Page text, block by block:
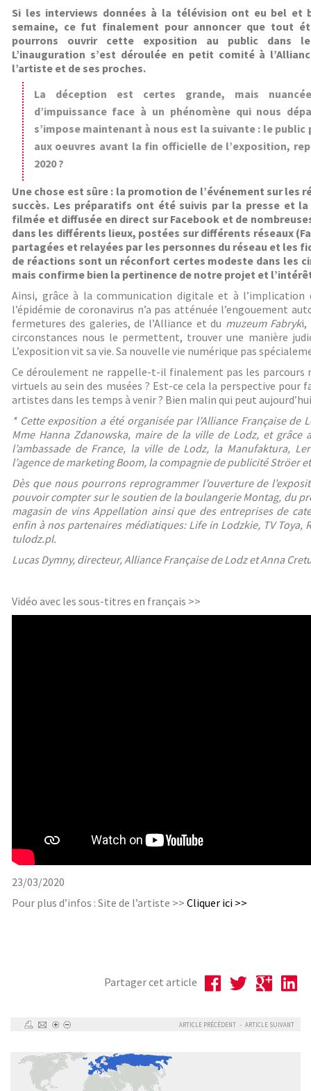
Si les interviews données à la télévision ont eu bel
semaine, ce fut finalement pour annoncer que tout
pourrons ouvrir cette exposition au public dans
L’inauguration s’est déroulée en petit comité à
l’artiste et de ses proches.
La déception est certes grande, mais
d’impuissance face à un phénomène qui nous
s’impose maintenant à nous est la suivante : le
aux oeuvres avant la fin officielle de l’exposition,
2020 ?
Une chose est sûre : la promotion de l’événement sur les
succès. Les préparatifs ont été suivis par la presse et
filmée et diffusée en direct sur Facebook et de
dans les différents lieux, postées sur différents réseaux
partagées et relayées par les personnes du réseau et les
de réactions sont un réconfort certes modeste dans les
mais confirme bien la pertinence de notre projet et
Ainsi, grâce à la communication digitale et à l’implication
l’épidémie de coronavirus n’a pas atténuée l’engouement
fermetures des galeries, de l’Alliance et du muzeum Fabryki,
circonstances nous le permettent, trouver une manière
L’exposition vit sa vie. Sa nouvelle vie numérique pas
Ce déroulement ne rappelle-t-il finalement pas les parcours
virtuels au sein des musées ? Est-ce cela la perspective pour
artistes dans les temps à venir ? Bien malin qui peut
* Cette exposition a été organisée par l’Alliance Française de
Mme Hanna Zdanowska, maire de la ville de Lodz, et grâce
l’ambassade de France, la ville de Lodz, la Manufaktura,
l’agence de marketing Boom, la compagnie de publicité Ströer
Dès que nous pourrons reprogrammer l’ouverture de
pouvoir compter sur le soutien de la boulangerie Montag, du
magasin de vins Appellation ainsi que des entreprises de
enfin à nos partenaires médiatiques: Life in Lodzkie, TV Toya,
tulodz.pl.
Lucas Dymny, directeur, Alliance Française de Lodz et Anna
Vidéo avec les sous-titres en français >>
23/03/2020
Pour plus d’infos : Site de l’artiste >> Cliquer ici >>
Partager cet article
ARTICLE PRÉCÉDENT - ARTICLE SUIVANT